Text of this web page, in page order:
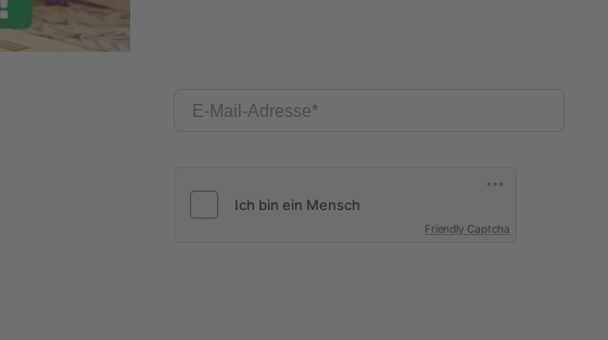
E-Mail-Adresse
Friendly Captcha